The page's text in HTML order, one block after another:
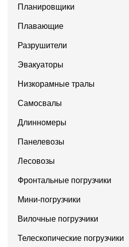
Планировщики
Плавающие
Разрушители
Эвакуаторы
Низкорамные тралы
Самосвалы
Длинномеры
Панелевозы
Лесовозы
Фронтальные погрузчики
Мини-погрузчики
Вилочные погрузчики
Телескопические погрузчики